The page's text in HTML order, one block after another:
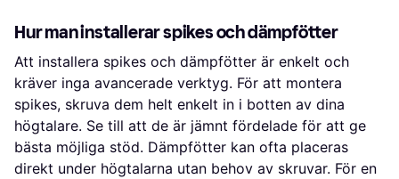
Hur man installerar spikes och dämpfötter
Att installera spikes och dämpfötter är enkelt och
kräver inga avancerade verktyg. För att montera
spikes, skruva dem helt enkelt in i botten av dina
högtalare. Se till att de är jämnt fördelade för att ge
bästa möjliga stöd. Dämpfötter kan ofta placeras
direkt under högtalarna utan behov av skruvar. För en